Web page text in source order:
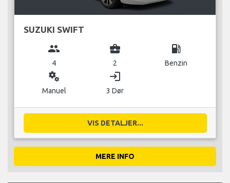
SUZUKI SWIFT
group
4
business_center
2
local_gas_station
Benzin
miscellaneous_services
Manuel
login
3 Dør
VIS DETALJER...
MERE INFO